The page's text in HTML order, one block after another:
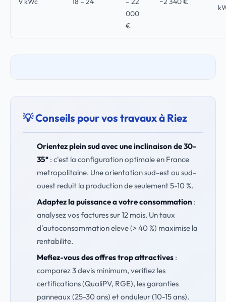
000
€
💡 Conseils pour vos travaux à Riez
Orientez plein sud avec une inclinaison de 30-
35°: c'est la configuration optimale en France
metropolitaine. Une orientation sud-est ou sud-
ouest reduit la production de seulement 5-10 %.
Adaptez la puissance a votre consommation :
analysez vos factures sur 12 mois. Un taux
d'autoconsommation eleve (> 40 %) maximise la
rentabilite.
Mefiez-vous des offres trop attractives:
comparez 3 devis minimum, verifiez les
certifications (QualiPV, RGE), les garanties
panneaux (25-30 ans) et onduleur (10-15 ans).